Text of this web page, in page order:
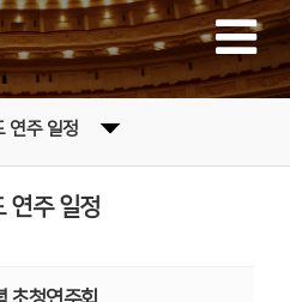
연주 일정
연주 일정